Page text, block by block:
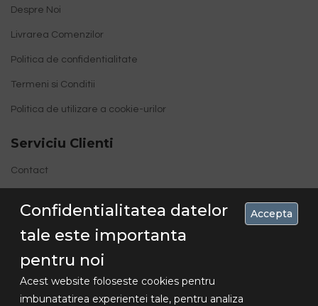
Despre Noi
Livrarea Comenzilor
Politica de confidentialitate
Termeni si Conditii
Politica de utilizare a cookie-urilor
Serviciu Clienti
Contact
Confidentialitatea datelor
tale este importanta
pentru noi
Acest website foloseste cookies pentru
imbunatatirea experientei tale, pentru analiza
Accepta